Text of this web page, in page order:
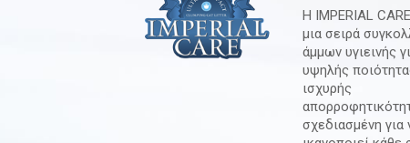
Η IMPERIAL
μια σειρά
άμμων υγιεινής
υψηλής
ισχυρής
σχεδιασμένη για